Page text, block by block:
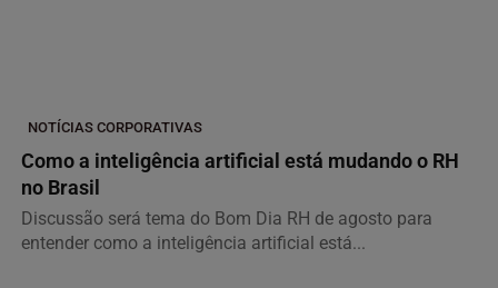
NOTÍCIAS CORPORATIVAS
Como a inteligência artificial está mudando o RH
no Brasil
Discussão será tema do Bom Dia RH de agosto para
entender como a inteligência artificial está...